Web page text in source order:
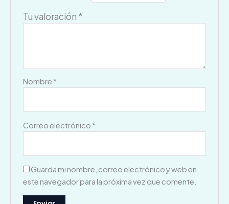
Tu valoración *
Nombre *
Correo electrónico *
Guarda mi nombre, correo electrónico y web en
este navegador para la próxima vez que comente.